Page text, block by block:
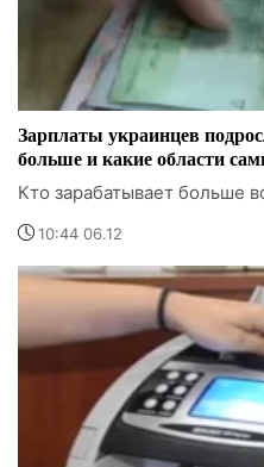
Зарплаты украинцев
больше и какие области
Кто зарабатывает больше
10:44 06.12